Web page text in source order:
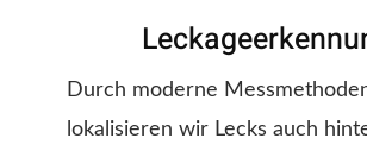
Durch moderne
lokalisieren wir Lecks auch